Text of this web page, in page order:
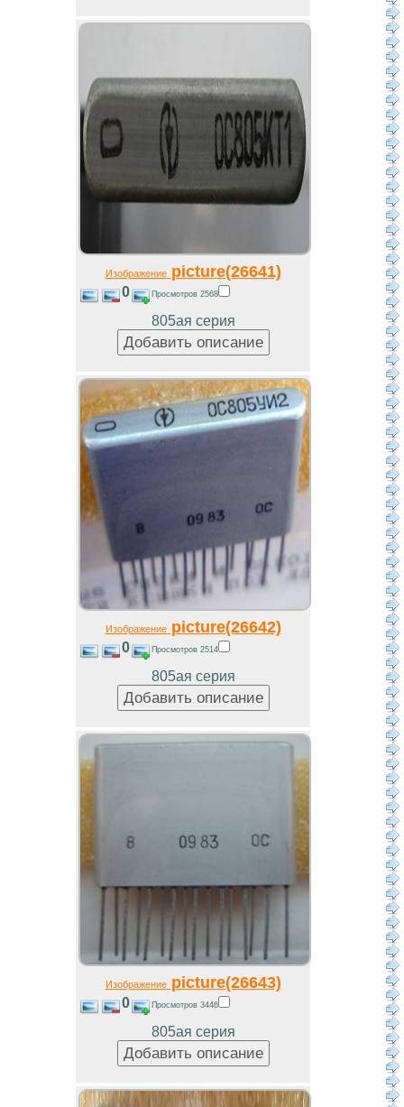
Изображениеpicture(26641)
0 Просмотров 2568
805ая серия
Изображениеpicture(26642)
0 Просмотров 2514
805ая серия
Изображениеpicture(26643)
0 Просмотров 3446
805ая серия